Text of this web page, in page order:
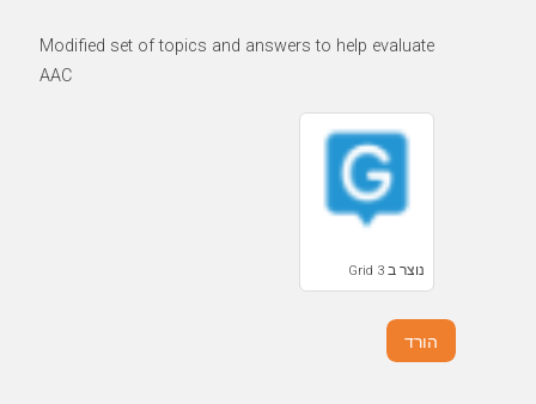
Modified set of topics and answers to help evaluate
AAC
נוצר ב Grid 3
הורד